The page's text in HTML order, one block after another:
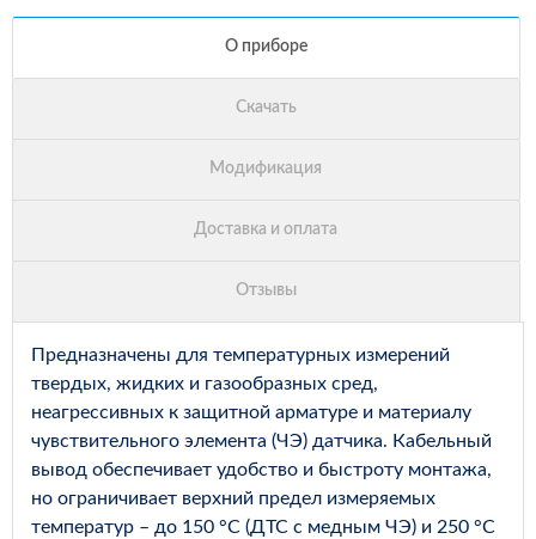
Предназначены для температурных измерений
твердых, жидких и газообразных сред,
неагрессивных к защитной арматуре и материалу
чувствительного элемента (ЧЭ) датчика. Кабельный
вывод обеспечивает удобство и быстроту монтажа,
но ограничивает верхний предел измеряемых
температур – до 150 °С (ДТС с медным ЧЭ) и 250 °С